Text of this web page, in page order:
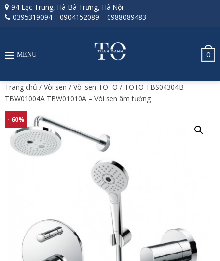
94 Lạc Trung, Hà Bà Trưng, Hà Nội
0395319094 – 0904152089 – 0988089483
0
MENU
Trang chủ / Vòi sen / Vòi sen TOTO / TOTO TBS04304B
TBW01004A TBW01010A – Vòi sen âm tường
- 60%